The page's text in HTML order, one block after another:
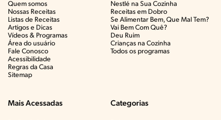
Quem somos
Nossas Receitas
Listas de Receitas​
Artigos e Dicas​
Vídeos & Programas​
Área do usuário
Fale Conosco
Acessibilidade
Regras da Casa
Sitemap
Nestlé na Sua Cozinha
Receitas em Dobro
Se Alimentar Bem, Que Mal Tem?​
Vai Bem Com Quê?​
Deu Ruim​
Crianças na Cozinha​
Todos os programas
Mais Acessadas Categorias